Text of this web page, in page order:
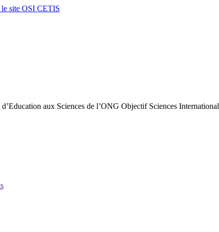
site OSI CETIS
aux Sciences de l’ONG Objectif Sciences International